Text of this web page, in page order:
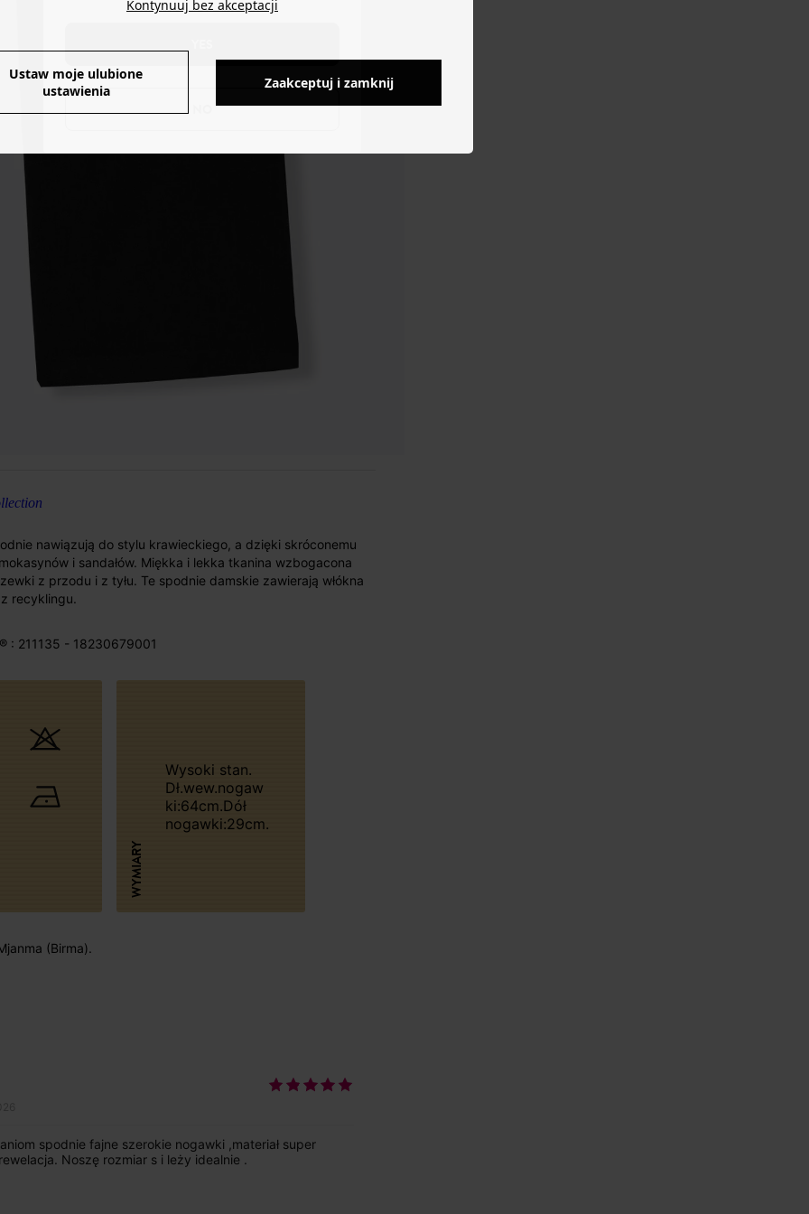
nawiązują do stylu krawieckiego, a dzięki skróconemu
i sandałów. Miękka i lekka tkanina wzbogacona
z przodu i z tyłu. Te spodnie damskie zawierają włókna
recyklingu.
: 211135 - 18230679001
WYMIARY
Wysoki stan.
Dł.wew.nogaw
ki:64cm.Dół
nogawki:29cm.
(Birma).
spodnie fajne szerokie nogawki ,materiał super
Noszę rozmiar s i leży idealnie .
Kontynuuj bez akceptacji
Ustaw moje ulubione
ustawienia
Zaakceptuj i zamknij